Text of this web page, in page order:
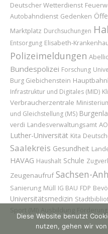
Deutscher Wetterdienst
Autobahndienst Gedenken
Marktplatz Durchsuchungen
Entsorgung Elisabeth-
Polizeimeldungen
Bundespolizei Forschung
Burg Giebichenstein
Infrastruktur und Digitales (MID)
Verbraucherzentrale
und Gleichstellung (MS)
verdi Landesverwaltungsamt
Luther-Universität Kita
Saalekreis Gesundheit
HAVAG Haushalt Schule
Zeugenaufruf Sachsen-
Sanierung Müll IG BAU FDP
Universitätsmedizin
Diese Website benutzt
nutzen, gehen wir